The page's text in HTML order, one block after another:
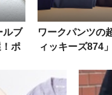
ルブ
ポ
ワークパンツの
ィッキーズ874
び方＆オスス